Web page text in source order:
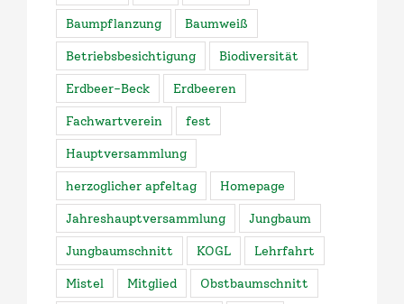
Baumpflanzung
Baumweiß
Betriebsbesichtigung
Biodiversität
Erdbeer-Beck
Erdbeeren
Fachwartverein
fest
Hauptversammlung
herzoglicher apfeltag
Homepage
Jahreshauptversammlung
Jungbaum
Jungbaumschnitt
KOGL
Lehrfahrt
Mistel
Mitglied
Obstbaumschnitt